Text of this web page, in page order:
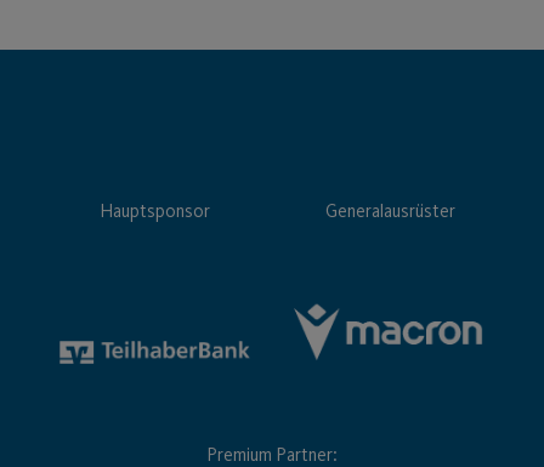
Hauptsponsor Generalausrüster
Premium Partner: